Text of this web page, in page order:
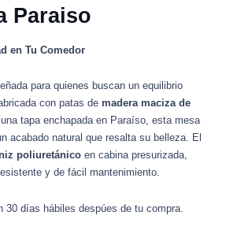
Paraiso
en Tu Comedor
para quienes buscan un equilibrio
con patas demadera maciza de
tapa enchapada en Paraíso, esta mesa
acabado natural que resalta su belleza. El
poliuretánico en cabina presurizada,
y de fácil mantenimiento.
30 días hábiles despúes de tu compra.